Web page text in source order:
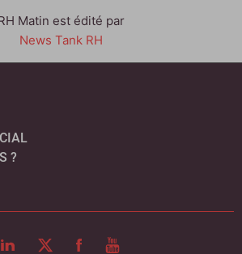
Matin est édité par
News Tank RH
?
LINKEDINTWITTERFACEBOOK
YOUTUBE